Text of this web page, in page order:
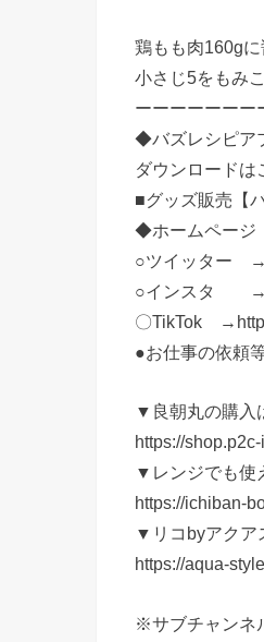
鶏もも肉160g
小さじ5をもみ
ーーーーーーー
◆バズレシピア
ダウンロード
■グッズ販売【
◆ホームページ
○ツイッター →
○インスタ →
〇TikTok
●お仕事の依
▼良朝丸の購入
https://
▼レンジでも使
https://ichiban-
▼リコbyアクア
https://aqua-
※サブチャンネ